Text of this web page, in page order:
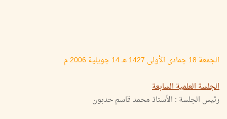
الجمعة 18 جمادى الأولى 1427 هـ 14 جويلية 2006 م
الجلسة العلمية السابعة
رئيس الجلسة : الأستاذ محمد قاسم حدبون